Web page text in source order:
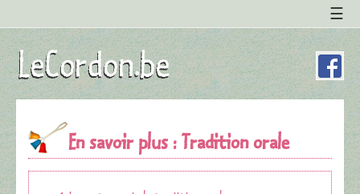
En savoir plus : Tradition orale